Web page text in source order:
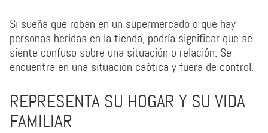
Si sueña que roban en un supermercado o que hay
personas heridas en la tienda, podría significar que se
siente confuso sobre una situación o relación. Se
encuentra en una situación caótica y fuera de control.
REPRESENTA SU HOGAR Y SU VIDA
FAMILIAR